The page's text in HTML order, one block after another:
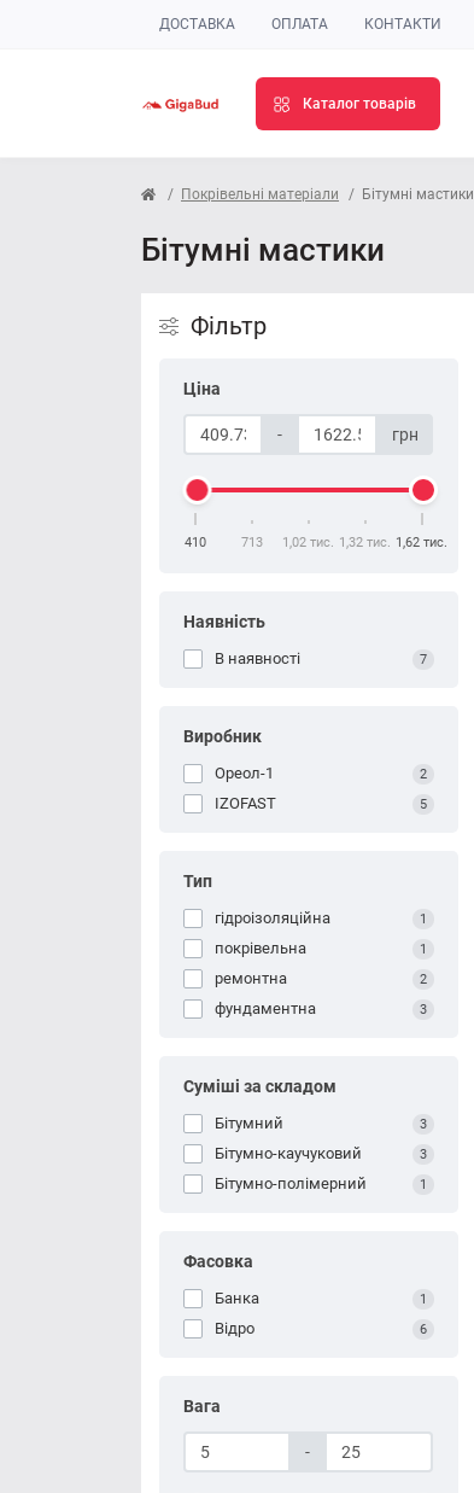
ДОСТАВКА ОПЛАТА КОНТАКТИ
Каталог товарів
Покрівельні матеріали Бітумні мастики
Бітумні мастики
Фільтр
Ціна
- грн
410 713 1,02 тис. 1,32 тис. 1,62 тис.
Наявність
В наявності 7
Виробник
Ореол-1 2
IZOFAST 5
Тип
гідроізоляційна 1
покрівельна 1
ремонтна 2
фундаментна 3
Суміші за складом
Бітумний 3
Бітумно-каучуковий 3
Бітумно-полімерний 1
Фасовка
Банка 1
Відро 6
Вага
-